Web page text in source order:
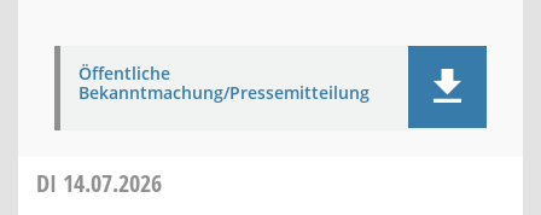
Öffentliche
Bekanntmachung/Pressemitteilung
DI 14.07.2026